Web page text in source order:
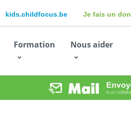
kids.childfocus.be Je fais un don
Formation Nous aider